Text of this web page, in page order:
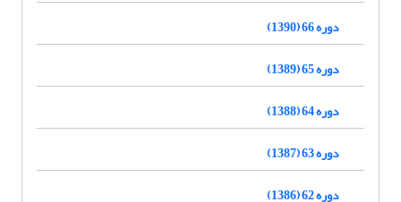
دوره 66 (1390)
دوره 65 (1389)
دوره 64 (1388)
دوره 63 (1387)
دوره 62 (1386)